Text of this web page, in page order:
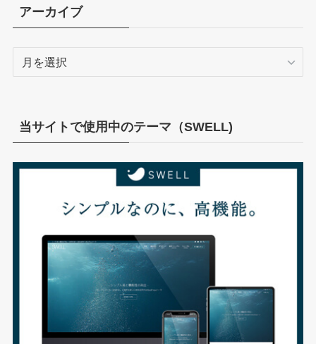
ー
アーカイブ
ブ当サイトで使用中のテーマ（SWELL)